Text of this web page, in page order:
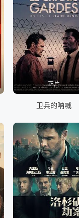
正片
卫兵的呐喊